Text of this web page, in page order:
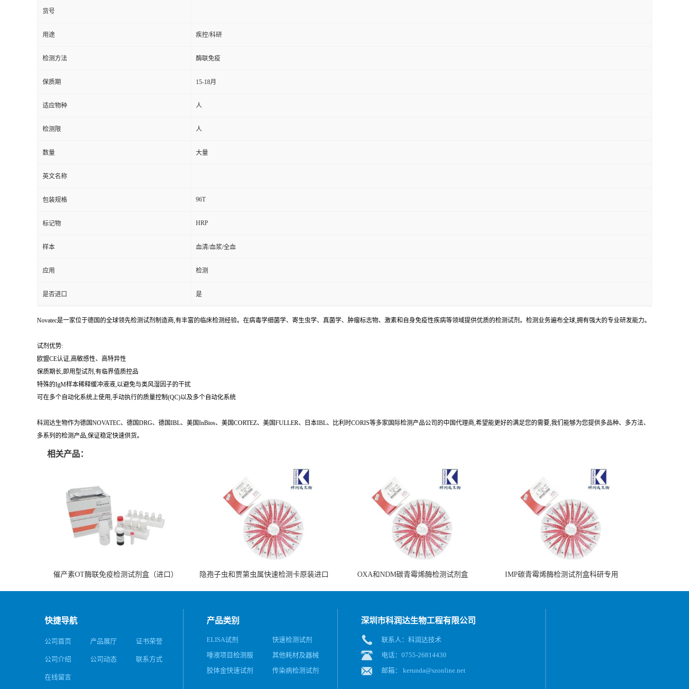
货号
用途 疾控/科研
检测方法 酶联免疫
保质期 15-18月
适应物种 人
检测限 人
数量 大量
英文名称
包装规格 96T
标记物 HRP
样本 血清/血浆/全血
应用 检测
是否进口 是
Novatec是一家位于德国的全球领先检测试剂制造商,有丰富的临床检测经验。在病毒学细菌学、寄生虫学、真菌学、肿瘤标志物、激素和自身免疫性疾病等领域提供优质的检测试剂。检测业务遍布全球,拥有强大的专业研发能力。
试剂优势:
欧盟CE认证,高敏感性、高特异性
保质期长,即用型试剂,有临界值质控品
特殊的IgM样本稀释缓冲液液,以避免与类风湿因子的干扰
可在多个自动化系统上使用,手动执行的质量控制(QC)以及多个自动化系统
科润达生物作为德国NOVATEC、德国DRG、德国IBL、美国InBios、美国CORTEZ、美国FULLER、日本IBL、比利时CORIS等多家国际检测产品公司的中国代理商,希望能更好的满足您的需要,我们能够为您提供多品种、多方法、
多系列的检测产品,保证稳定快速供货。
相关产品：
催产素OT酶联免疫检测试剂盒（进口） 隐孢子虫和贾第虫属快速检测卡原装进口 OXA和NDM碳青霉烯酶检测试剂盒 IMP碳青霉烯酶检测试剂盒科研专用
快捷导航
公司首页 产品展厅 证书荣誉
公司介绍 公司动态 联系方式
在线留言
产品类别
ELISA试剂
快速检测试剂
唾液项目检测服
务
其他耗材及器械
胶体金快速试剂
传染病检测试剂
深圳市科润达生物工程有限公司
联系人：科润达技术
电话：0755-26814430
邮箱： kerunda@szonline.net